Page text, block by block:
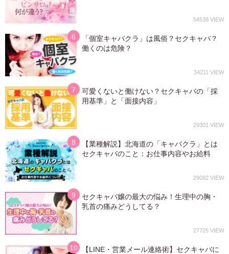
54538
「個室キャバクラ」は風俗？セクキャバ？
働くのは危険？
34211
可愛くないと働けない？セクキャバの「採
用基準」と「面接内容」
29301
【業種解説】北海道の「キャバクラ」とは
セクキャバのこと：お仕事内容やお給料
29082
セクキャバ嬢の最大の悩み！生理中の胸・
乳首の痛みどうしてる？
27725
【LINE・営業メール連絡術】セクキャバに